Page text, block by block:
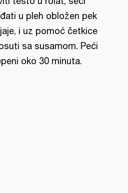
u pleh obložen pek
i uz pomoć četkice
sa susamom. Peći
oko 30 minuta.